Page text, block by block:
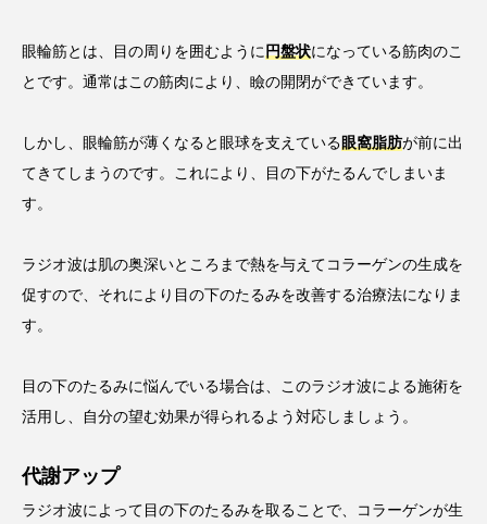
眼輪筋とは、目の周りを囲むように 円盤状になっている筋肉のこ
とです。通常はこの筋肉により、瞼の開閉ができています。
しかし、眼輪筋が薄くなると眼球を支えている 眼窩脂肪が前に出
てきてしまうのです。これにより、目の下がたるんでしまいま
す。
ラジオ波は肌の奥深いところまで熱を与えてコラーゲンの生成を
促すので、それにより目の下のたるみを改善する治療法になりま
す。
目の下のたるみに悩んでいる場合は、このラジオ波による施術を
活用し、自分の望む効果が得られるよう対応しましょう。
代謝アップ
ラジオ波によって目の下のたるみを取ることで、コラーゲンが生